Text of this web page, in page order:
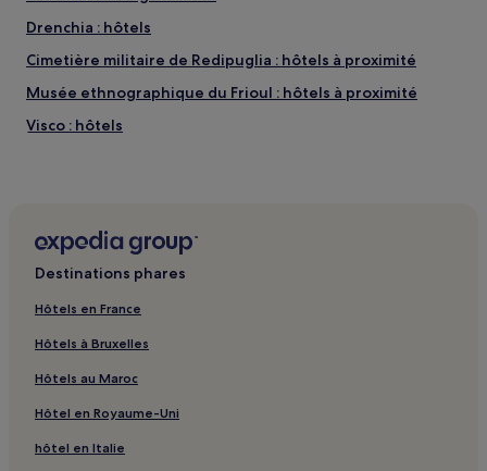
Drenchia : hôtels
Cimetière militaire de Redipuglia : hôtels à proximité
Musée ethnographique du Frioul : hôtels à proximité
Visco : hôtels
Gare de Cervignano A.G. : hôtels à proximité
Gare de Buttrio : hôtels à proximité
Gare de Ronchi dei Legionari Nord : hôtels à proximité
Gare de Moimacco : hôtels à proximité
Musée archéologique national de Cividale del Friuli :
hôtels à proximité
Destinations phares
Hôtels en France
Hôtels à Bruxelles
Hôtels au Maroc
Hôtel en Royaume-Uni
hôtel en Italie